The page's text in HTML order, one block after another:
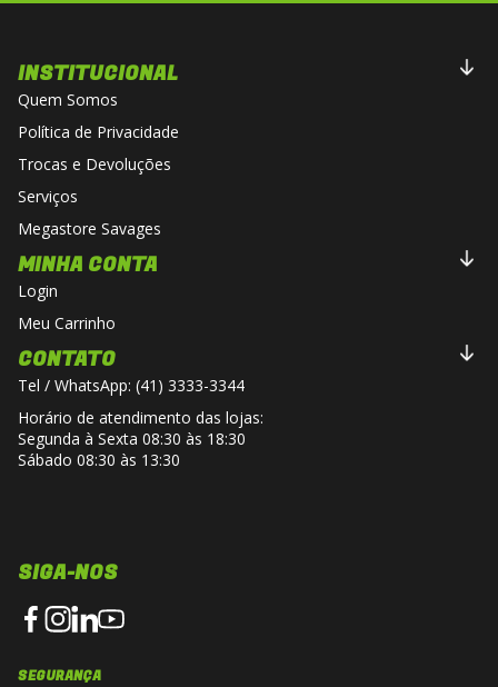
INSTITUCIONAL
Quem Somos
Política de Privacidade
Trocas e Devoluções
Serviços
Megastore Savages
MINHA CONTA
Login
Meu Carrinho
CONTATO
Tel / WhatsApp: (41) 3333-3344
Horário de atendimento das lojas:
Segunda à Sexta 08:30 às 18:30
Sábado 08:30 às 13:30
SIGA-NOS
SEGURANÇA